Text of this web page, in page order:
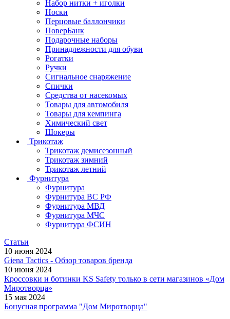
Набор нитки + иголки
Носки
Перцовые баллончики
ПоверБанк
Подарочные наборы
Принадлежности для обуви
Рогатки
Ручки
Сигнальное снаряжение
Спички
Средства от насекомых
Товары для автомобиля
Товары для кемпинга
Химический свет
Шокеры
Трикотаж
Трикотаж демисезонный
Трикотаж зимний
Трикотаж летний
Фурнитура
Фурнитура
Фурнитура ВС РФ
Фурнитура МВД
Фурнитура МЧС
Фурнитура ФСИН
Статьи
10 июня 2024
Giena Tactics - Обзор товаров бренда
10 июня 2024
Кроссовки и ботинки KS Safety только в сети магазинов «Дом
Миротворца»
15 мая 2024
Бонусная программа "Дом Миротворца"